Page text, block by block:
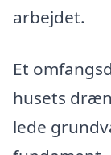
arbejdet.
Et
husets
lede